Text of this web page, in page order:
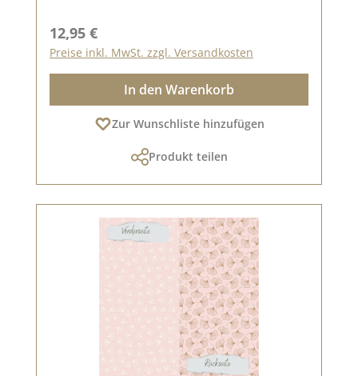
Regulärer Preis:
12,95 €
Preise inkl. MwSt. zzgl. Versandkosten
In den Warenkorb
Zur Wunschliste hinzufügen
Produkt teilen